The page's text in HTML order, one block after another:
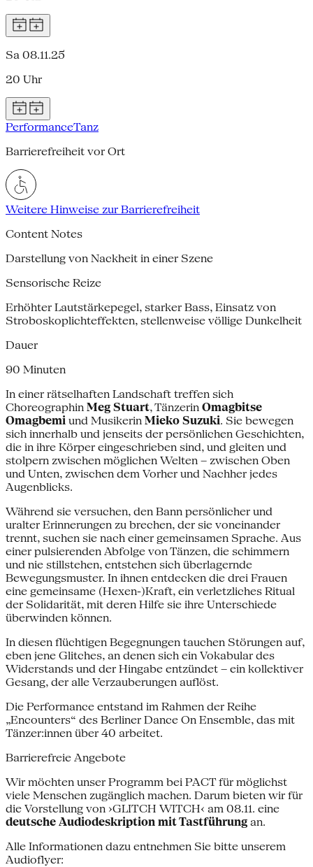
Sa 08.11.25
20 Uhr
PerformanceTanz
Barrierefreiheit vor Ort
Weitere Hinweise zur Barrierefreiheit
Content Notes
Darstellung von Nackheit in einer Szene
Sensorische Reize
Erhöhter Lautstärkepegel, starker Bass, Einsatz von
Stroboskoplichteffekten, stellenweise völlige Dunkelheit
Dauer
90 Minuten
In einer rätselhaften Landschaft treffen sich
Choreographin Meg Stuart, Tänzerin Omagbitse
Omagbemi und Musikerin Mieko Suzuki. Sie bewegen
sich innerhalb und jenseits der persönlichen Geschichten,
die in ihre Körper eingeschrieben sind, und gleiten und
stolpern zwischen möglichen Welten – zwischen Oben
und Unten, zwischen dem Vorher und Nachher jedes
Augenblicks.
Während sie versuchen, den Bann persönlicher und
uralter Erinnerungen zu brechen, der sie voneinander
trennt, suchen sie nach einer gemeinsamen Sprache. Aus
einer pulsierenden Abfolge von Tänzen, die schimmern
und nie stillstehen, entstehen sich überlagernde
Bewegungsmuster. In ihnen entdecken die drei Frauen
eine gemeinsame (Hexen-)Kraft, ein verletzliches Ritual
der Solidarität, mit deren Hilfe sie ihre Unterschiede
überwinden können.
In diesen flüchtigen Begegnungen tauchen Störungen auf,
eben jene Glitches, an denen sich ein Vokabular des
Widerstands und der Hingabe entzündet – ein kollektiver
Gesang, der alle Verzauberungen auflöst.
Die Performance entstand im Rahmen der Reihe
„Encounters“ des Berliner Dance On Ensemble, das mit
Tänzer:innen über 40 arbeitet.
Barrierefreie Angebote
Wir möchten unser Programm bei PACT für möglichst
viele Menschen zugänglich machen. Darum bieten wir für
die Vorstellung von ›GLITCH WITCH‹ am 08.11. eine
deutsche Audiodeskription mit Tastführung an.
Alle Informationen dazu entnehmen Sie bitte unserem
Audioflyer: